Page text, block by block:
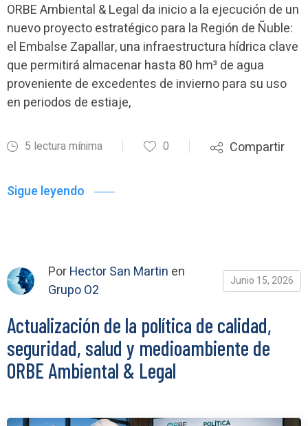
ORBE Ambiental & Legal da inicio a la ejecución de un
nuevo proyecto estratégico para la Región de Ñuble:
el Embalse Zapallar, una infraestructura hídrica clave
que permitirá almacenar hasta 80 hm³ de agua
proveniente de excedentes de invierno para su uso
en periodos de estiaje,
5 lectura mínima 0 Compartir
Sigue leyendo
PorHector San Martin en
Grupo O2
Junio 15, 2026
Actualización de la política de calidad,
seguridad, salud y medioambiente de
ORBE Ambiental & Legal